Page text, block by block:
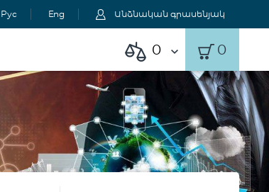
Рус Eng Անձնական գրասենյակ
0 0